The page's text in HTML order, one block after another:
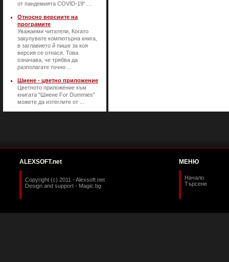
от пандемията COVID-19“ ...
Относно версиите на
програмите
Уважаеми читатели, Когато
закупувате компютърна книга,
в заглавието й пише за коя
версия се отнася. Това
означава, че трябва да
разполагате точно ...
Шиене - цветно приложение
Цветното приложение към
книгата "Шиене For Dummies"
можете да изтеглите от ...
ALEXSOFT.net
Copyright (c) 2011 - Alexsoft.net
Design and support - Magic.bg
МЕНЮ
Начало
Търсене